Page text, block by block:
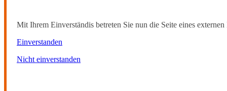
Mit Ihrem Einverständis betreten Sie nun die Seite eines externen
Einverstanden
Nicht einverstanden